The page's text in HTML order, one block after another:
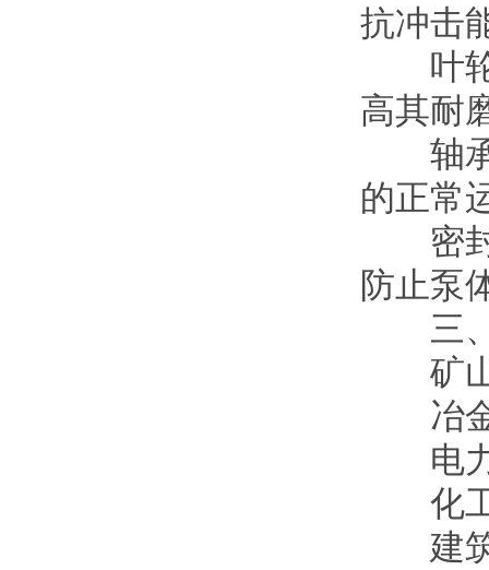
抗冲击能
叶轮
高其耐
轴承装
的正常运
密封装
防止泵
三
矿山工
冶金工
电力工
化工工
建筑行